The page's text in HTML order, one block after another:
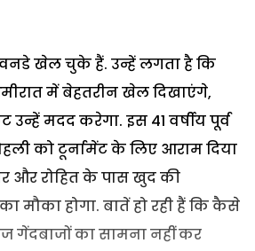
वनडे खेल चुके हैं. उन्हें लगता है कि
में बेहतरीन खेल दिखाएंगे,
उन्हें मदद करेगा. इस 41 वर्षीय पूर्व
को टूर्नामेंट के लिए आराम दिया
और रोहित के पास खुद की
मौका होगा. बातें हो रही हैं कि कैसे
गेंदबाजों का सामना नहीं कर